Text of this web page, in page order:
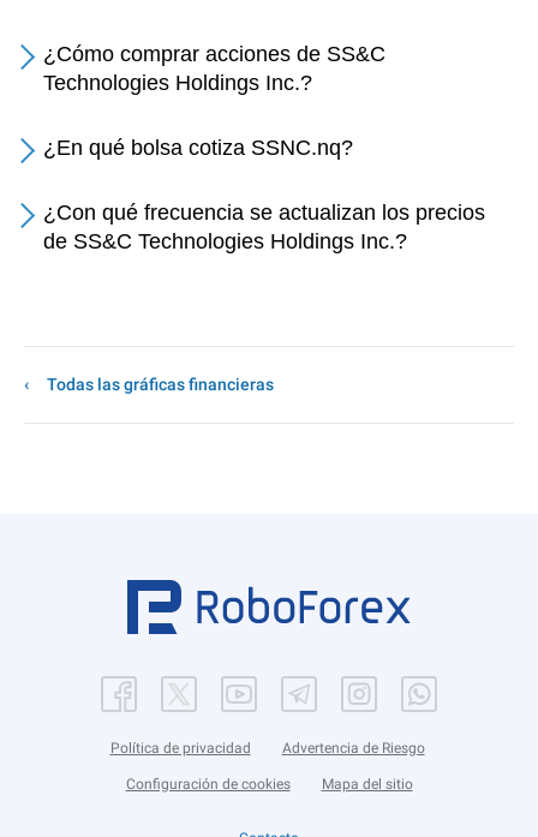
¿Cómo comprar acciones de SS&C
Technologies Holdings Inc.?
¿En qué bolsa cotiza SSNC.nq?
¿Con qué frecuencia se actualizan los precios
de SS&C Technologies Holdings Inc.?
Todas las gráficas financieras
Política de privacidad Advertencia de Riesgo
Configuración de cookies Mapa del sitio